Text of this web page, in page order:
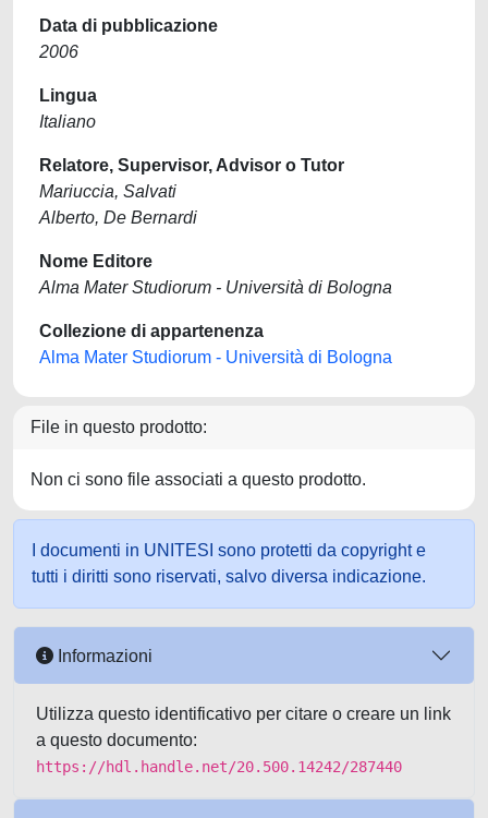
Data di pubblicazione
2006
Lingua
Italiano
Relatore, Supervisor, Advisor o Tutor
Mariuccia, Salvati
Alberto, De Bernardi
Nome Editore
Alma Mater Studiorum - Università di Bologna
Collezione di appartenenza
Alma Mater Studiorum - Università di Bologna
File in questo prodotto:
Non ci sono file associati a questo prodotto.
I documenti in UNITESI sono protetti da copyright e
tutti i diritti sono riservati, salvo diversa indicazione.
Informazioni
Utilizza questo identificativo per citare o creare un link
a questo documento:
https://hdl.handle.net/20.500.14242/287440